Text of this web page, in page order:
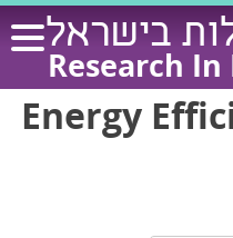
בישראל
Research
Energy